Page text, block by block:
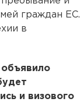
граждан ЕС.
в
объявило
и визового